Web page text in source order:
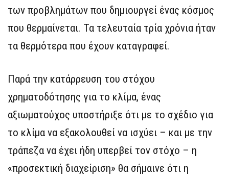
των προβλημάτων που δημιουργεί ένας κόσμος
που θερμαίνεται. Τα τελευταία τρία χρόνια ήταν
τα θερμότερα που έχουν καταγραφεί.
Παρά την κατάρρευση του στόχου
χρηματοδότησης για το κλίμα, ένας
αξιωματούχος υποστήριξε ότι με το σχέδιο για
το κλίμα να εξακολουθεί να ισχύει – και με την
τράπεζα να έχει ήδη υπερβεί τον στόχο – η
«προσεκτική διαχείριση» θα σήμαινε ότι η